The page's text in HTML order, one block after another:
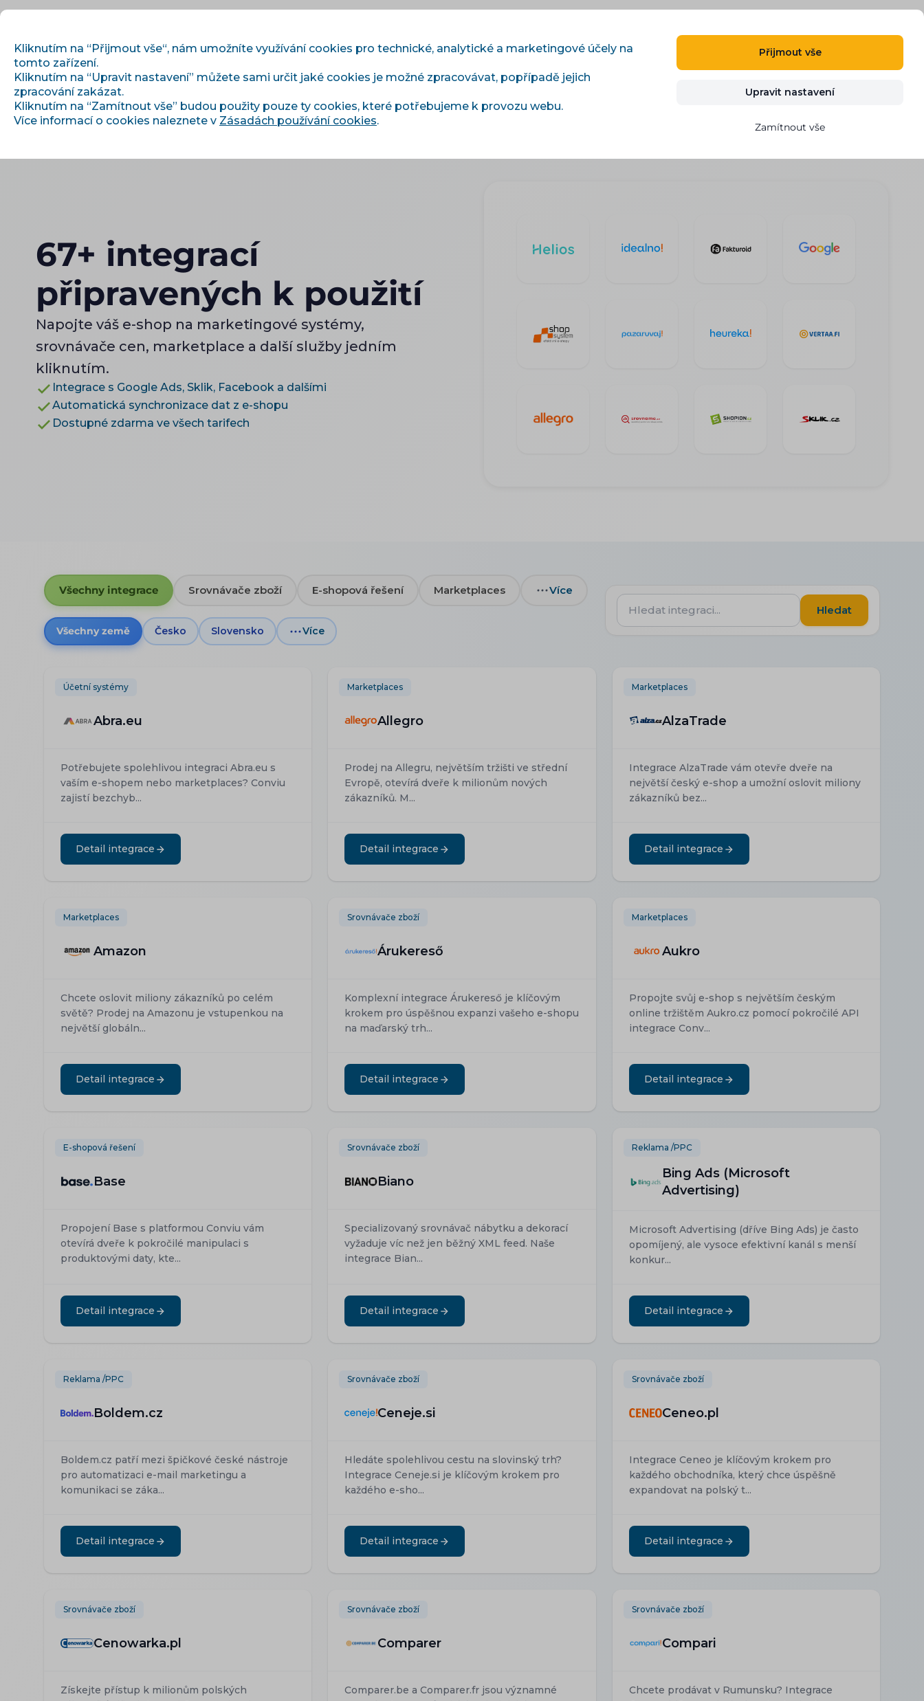
VYZKOUŠET ZDARMA
Začínáme Reference
67+ integrací
připravených k použití
Napojte váš e-shop na marketingové systémy,
srovnávače cen, marketplace a další služby jedním
kliknutím.
Integrace s Google Ads, Sklik, Facebook a dalšími
Automatická synchronizace dat z e-shopu
Dostupné zdarma ve všech tarifech
Všechny integrace Srovnávače zboží E-shopová řešení Marketplaces Více
Všechny země Česko Slovensko Více
Hledat
integraci...
Hledat
Účetní systémy
Abra.eu
Potřebujete spolehlivou integraci Abra.eu s
vaším e-shopem nebo marketplaces? Conviu
zajistí bezchyb...
Detail integrace
Marketplaces
Allegro
Prodej na Allegru, největším tržišti ve střední
Evropě, otevírá dveře k milionům nových
zákazníků. M...
Detail integrace
Marketplaces
AlzaTrade
Integrace AlzaTrade vám otevře dveře na
největší český e-shop a umožní oslovit miliony
zákazníků bez...
Detail integrace
Marketplaces
Amazon
Chcete oslovit miliony zákazníků po celém
světě? Prodej na Amazonu je vstupenkou na
největší globáln...
Detail integrace
Srovnávače zboží
Árukereső
Komplexní integrace Árukereső je klíčovým
krokem pro úspěšnou expanzi vašeho e-shopu
na maďarský trh...
Detail integrace
Marketplaces
Aukro
Propojte svůj e-shop s největším českým
online tržištěm Aukro.cz pomocí pokročilé API
integrace Conv...
Detail integrace
E-shopová řešení
Base
Propojení Base s platformou Conviu vám
otevírá dveře k pokročilé manipulaci s
produktovými daty, kte...
Detail integrace
Srovnávače zboží
Biano
Specializovaný srovnávač nábytku a dekorací
vyžaduje víc než jen běžný XML feed. Naše
integrace Bian...
Detail integrace
Reklama /PPC
Bing Ads (Microsoft
Advertising)
Microsoft Advertising (dříve Bing Ads) je často
opomíjený, ale vysoce efektivní kanál s menší
konkur...
Detail integrace
Reklama /PPC
Boldem.cz
Boldem.cz patří mezi špičkové české nástroje
pro automatizaci e-mail marketingu a
komunikaci se záka...
Detail integrace
Srovnávače zboží
Ceneje.si
Hledáte spolehlivou cestu na slovinský trh?
Integrace Ceneje.si je klíčovým krokem pro
každého e-sho...
Detail integrace
Srovnávače zboží
Ceneo.pl
Integrace Ceneo je klíčovým krokem pro
každého obchodníka, který chce úspěšně
expandovat na polský t...
Detail integrace
Srovnávače zboží
Cenowarka.pl
Získejte přístup k milionům polských
Srovnávače zboží
Comparer
Comparer.be a Comparer.fr jsou významné
Srovnávače zboží
Compari
Chcete prodávat v Rumunsku? Integrace
Kliknutím na “Přijmout vše“, nám umožníte využívání cookies pro technické, analytické a marketingové účely na
tomto zařízení.
Kliknutím na “Upravit nastavení” můžete sami určit jaké cookies je možné zpracovávat, popřípadě jejich
zpracování zakázat.
Kliknutím na “Zamítnout vše” budou použity pouze ty cookies, které potřebujeme k provozu webu.
Více informací o cookies naleznete v Zásadách používání cookies.
Přijmout vše
Upravit nastavení
Zamítnout vše